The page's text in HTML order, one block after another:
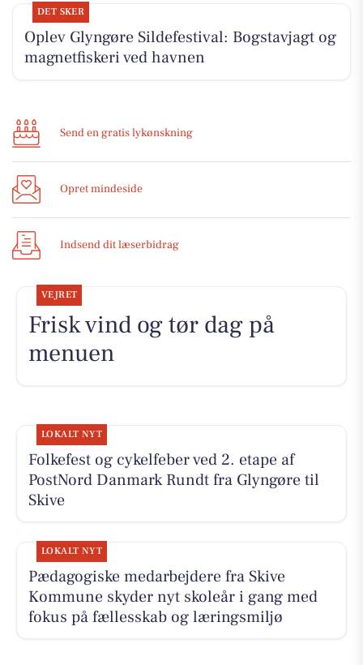
DET SKER
Oplev Glyngøre Sildefestival: Bogstavjagt og
magnetfiskeri ved havnen
Send en gratis lykønskning
Opret mindeside
Indsend dit læserbidrag
VEJRET
Frisk vind og tør dag på
menuen
LOKALT NYT
Folkefest og cykelfeber ved 2. etape af
PostNord Danmark Rundt fra Glyngøre til
Skive
LOKALT NYT
Pædagogiske medarbejdere fra Skive
Kommune skyder nyt skoleår i gang med
fokus på fællesskab og læringsmiljø